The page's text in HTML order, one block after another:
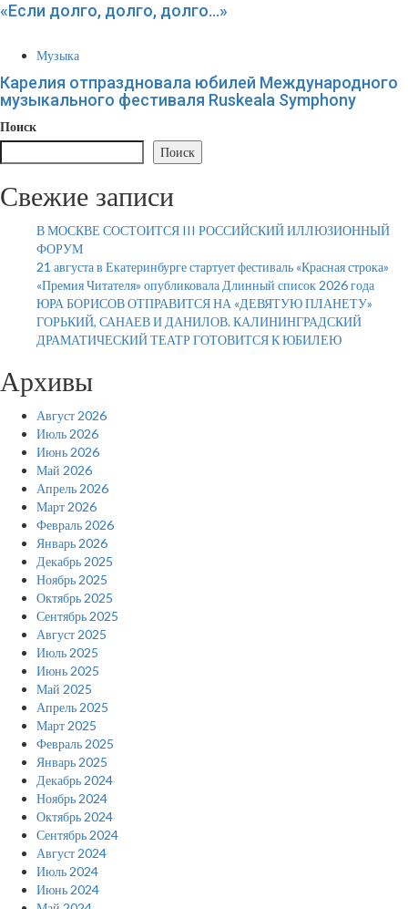
«Если долго, долго, долго…»
Музыка
Карелия отпраздновала юбилей Международного
музыкального фестиваля Ruskeala Symphony
Поиск
Поиск
Свежие записи
В МОСКВЕ СОСТОИТСЯ III РОССИЙСКИЙ ИЛЛЮЗИОННЫЙ
ФОРУМ
21 августа в Екатеринбурге стартует фестиваль «Красная строка»
«Премия Читателя» опубликовала Длинный список 2026 года
ЮРА БОРИСОВ ОТПРАВИТСЯ НА «ДЕВЯТУЮ ПЛАНЕТУ»
ГОРЬКИЙ, САНАЕВ И ДАНИЛОВ. КАЛИНИНГРАДСКИЙ
ДРАМАТИЧЕСКИЙ ТЕАТР ГОТОВИТСЯ К ЮБИЛЕЮ
Архивы
Август 2026
Июль 2026
Июнь 2026
Май 2026
Апрель 2026
Март 2026
Февраль 2026
Январь 2026
Декабрь 2025
Ноябрь 2025
Октябрь 2025
Сентябрь 2025
Август 2025
Июль 2025
Июнь 2025
Май 2025
Апрель 2025
Март 2025
Февраль 2025
Январь 2025
Декабрь 2024
Ноябрь 2024
Октябрь 2024
Сентябрь 2024
Август 2024
Июль 2024
Июнь 2024